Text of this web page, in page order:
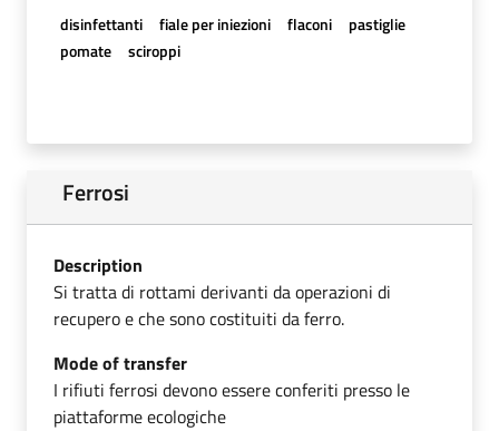
disinfettanti fiale per iniezioni flaconi
pastiglie
pomate
sciroppi
Ferrosi
Description
Si tratta di rottami derivanti da operazioni di
recupero e che sono costituiti da ferro.
Mode of transfer
I rifiuti ferrosi devono essere conferiti presso le
piattaforme ecologiche